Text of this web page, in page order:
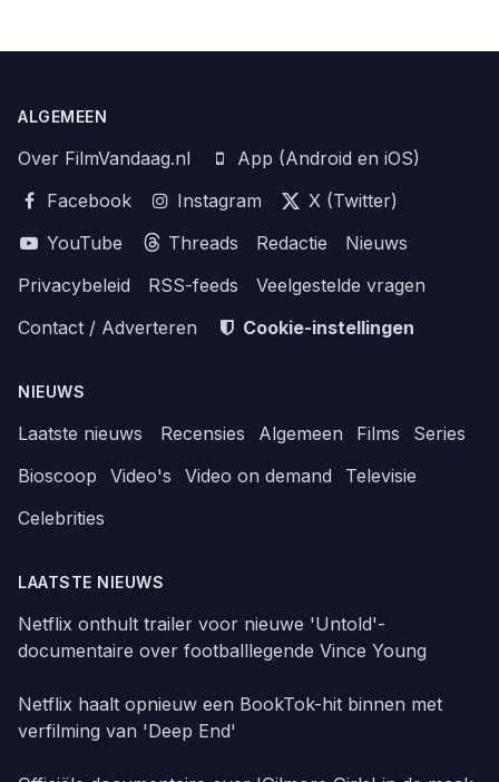
ALGEMEEN
Over FilmVandaag.nl
App (Android en iOS)
Facebook
Instagram
X (Twitter)
YouTube
Threads Redactie
Nieuws
Privacybeleid
RSS-feeds
Veelgestelde vragen
Contact / Adverteren
Cookie-instellingen
NIEUWS
Laatste nieuws Recensies Algemeen Films
Series
Bioscoop
Video's Video on demand
Televisie
Celebrities
LAATSTE NIEUWS
Netflix onthult trailer voor nieuwe 'Untold'-
documentaire over footballlegende Vince Young
Netflix haalt opnieuw een BookTok-hit binnen met
verfilming van 'Deep End'